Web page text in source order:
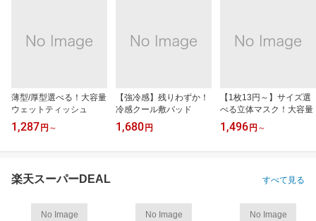
薄型/厚型選べる！大容量
ウェットティッシュ
1,287 円 ～
【強冷感】残りわずか！
冷感クール敷パッド
1,680 円
【1枚13円～】サイズ選
べる立体マスク！大容量
1,496 円 ～
楽天スーパーDEAL すべて見る
No Image No Image No Image